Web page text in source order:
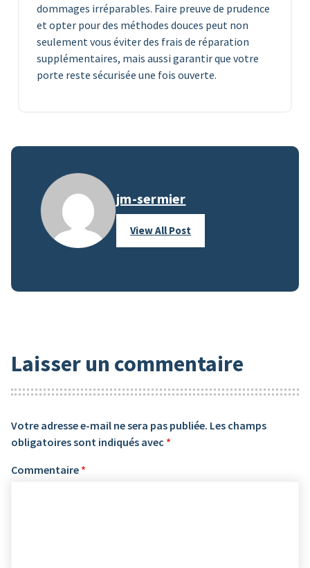
dommages irréparables. Faire preuve de prudence
et opter pour des méthodes douces peut non
seulement vous éviter des frais de réparation
supplémentaires, mais aussi garantir que votre
porte reste sécurisée une fois ouverte.
jm-sermier
View All Post
Laisser un commentaire
Votre adresse e-mail ne sera pas publiée. Les champs
obligatoires sont indiqués avec *
Commentaire *